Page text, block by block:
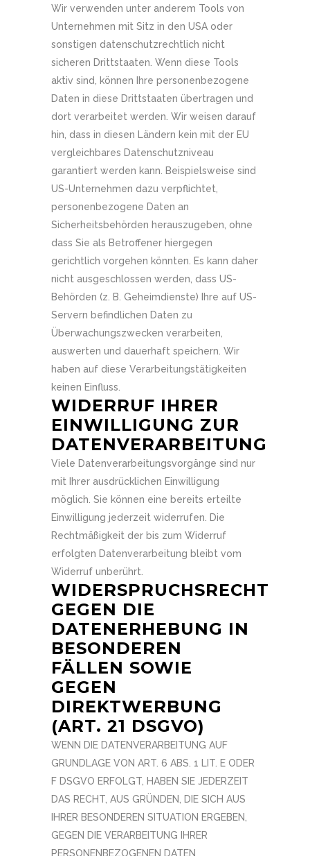
Wir verwenden unter anderem Tools von
Unternehmen mit Sitz in den USA oder
sonstigen datenschutzrechtlich nicht
sicheren Drittstaaten. Wenn diese Tools
aktiv sind, können Ihre personenbezogene
Daten in diese Drittstaaten übertragen und
dort verarbeitet werden. Wir weisen darauf
hin, dass in diesen Ländern kein mit der EU
vergleichbares Datenschutzniveau
garantiert werden kann. Beispielsweise sind
US-Unternehmen dazu verpflichtet,
personenbezogene Daten an
Sicherheitsbehörden herauszugeben, ohne
dass Sie als Betroffener hiergegen
gerichtlich vorgehen könnten. Es kann daher
nicht ausgeschlossen werden, dass US-
Behörden (z. B. Geheimdienste) Ihre auf US-
Servern befindlichen Daten zu
Überwachungszwecken verarbeiten,
auswerten und dauerhaft speichern. Wir
haben auf diese Verarbeitungstätigkeiten
keinen Einfluss.
WIDERRUF IHRER
EINWILLIGUNG ZUR
DATENVERARBEITUNG
Viele Datenverarbeitungsvorgänge sind nur
mit Ihrer ausdrücklichen Einwilligung
möglich. Sie können eine bereits erteilte
Einwilligung jederzeit widerrufen. Die
Rechtmäßigkeit der bis zum Widerruf
erfolgten Datenverarbeitung bleibt vom
Widerruf unberührt.
WIDERSPRUCHSRECHT
GEGEN DIE
DATENERHEBUNG IN
BESONDEREN
FÄLLEN SOWIE
GEGEN
DIREKTWERBUNG
(ART. 21 DSGVO)
WENN DIE DATENVERARBEITUNG AUF
GRUNDLAGE VON ART. 6 ABS. 1 LIT. E ODER
F DSGVO ERFOLGT, HABEN SIE JEDERZEIT
DAS RECHT, AUS GRÜNDEN, DIE SICH AUS
IHRER BESONDEREN SITUATION ERGEBEN,
GEGEN DIE VERARBEITUNG IHRER
PERSONENBEZOGENEN DATEN